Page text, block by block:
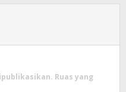
Ruas yang